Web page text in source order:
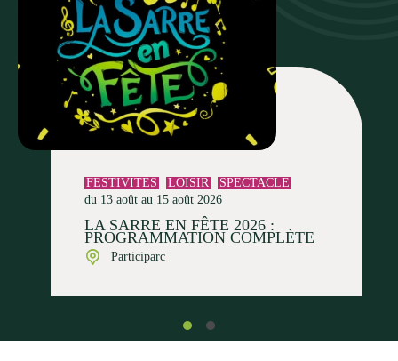
FESTIVITÉS LOISIR
SPECTACLE
du 13 août au 15 août 2026
LA SARRE EN FÊTE 2026 :
PROGRAMMATION COMPLÈTE
Participarc